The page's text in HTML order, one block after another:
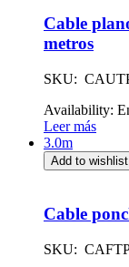
Cable
metros
SKU:
Availability:
Leer más
3.0m
Add to wishlist
Cable
SKU: